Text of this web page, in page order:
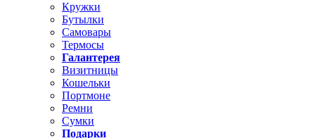
Кружки
Бутылки
Самовары
Термосы
Галантерея
Визитницы
Кошельки
Портмоне
Ремни
Сумки
Подарки